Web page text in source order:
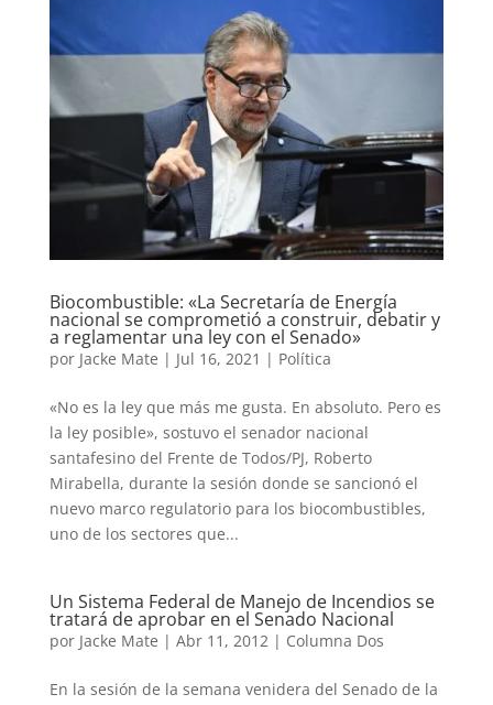
Biocombustible: «La Secretaría de Energía
nacional se comprometió a construir, debatir y
a reglamentar una ley con el Senado»
por Jacke Mate | Jul 16, 2021 | Política
«No es la ley que más me gusta. En absoluto. Pero es
la ley posible», sostuvo el senador nacional
santafesino del Frente de Todos/PJ, Roberto
Mirabella, durante la sesión donde se sancionó el
nuevo marco regulatorio para los biocombustibles,
uno de los sectores que...
Un Sistema Federal de Manejo de Incendios se
tratará de aprobar en el Senado Nacional
por Jacke Mate | Abr 11, 2012| Columna Dos
En la sesión de la semana venidera del Senado de la